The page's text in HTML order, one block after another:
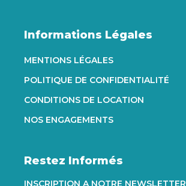
Informations Légales
MENTIONS LÉGALES
POLITIQUE DE CONFIDENTIALITÉ
CONDITIONS DE LOCATION
NOS ENGAGEMENTS
Restez Informés
INSCRIPTION A NOTRE NEWSLETTER